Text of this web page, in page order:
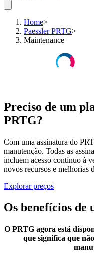
Home>
Paessler PRTG>
Maintenance
Preciso de um
PRTG?
Com uma assinatura do
manutenção. Todas as
incluem acesso contínuo à
novos recursos e melhorias
Explorar preços
Os benefícios de
O PRTG agora está
que significa que